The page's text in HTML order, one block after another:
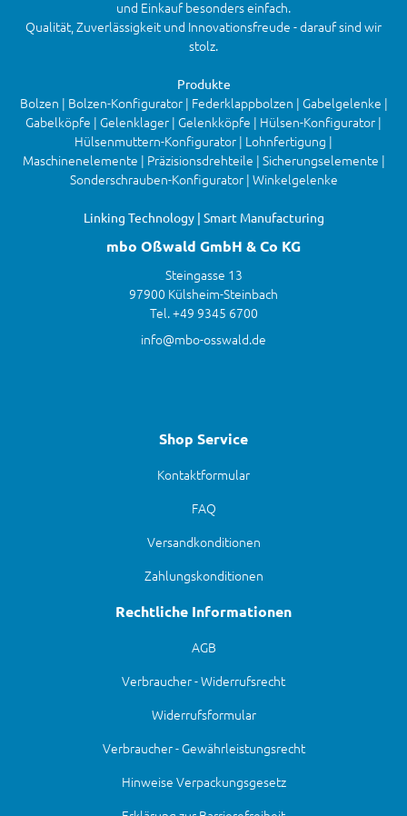
und Einkauf besonders einfach.
Qualität, Zuverlässigkeit und Innovationsfreude - darauf sind wir
stolz.
Produkte
Bolzen | Bolzen-Konfigurator | Federklappbolzen | Gabelgelenke |
Gabelköpfe | Gelenklager | Gelenkköpfe | Hülsen-Konfigurator |
Hülsenmuttern-Konfigurator | Lohnfertigung |
Maschinenelemente | Präzisionsdrehteile | Sicherungselemente |
Sonderschrauben-Konfigurator | Winkelgelenke
Linking Technology | Smart Manufacturing
mbo Oßwald GmbH & Co KG
Steingasse 13
97900 Külsheim-Steinbach
Tel. +49 9345 6700
info@mbo-osswald.de
Shop Service
Kontaktformular
FAQ
Versandkonditionen
Zahlungskonditionen
Rechtliche Informationen
AGB
Verbraucher - Widerrufsrecht
Widerrufsformular
Verbraucher - Gewährleistungsrecht
Hinweise Verpackungsgesetz